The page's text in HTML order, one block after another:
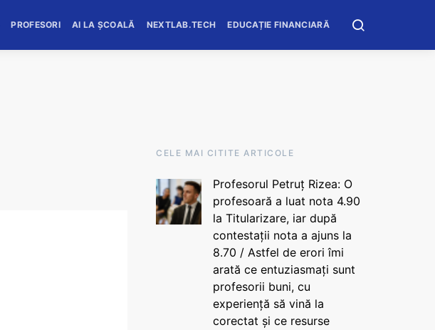
PROFESORI AI LA ȘCOALĂ NEXTLAB.TECH EDUCAȚIE FINANCIARĂ
CELE MAI CITITE ARTICOLE
Profesorul Petruț Rizea: O
profesoară a luat nota 4.90
la Titularizare, iar după
contestații nota a ajuns la
8.70 / Astfel de erori îmi
arată ce entuziasmați sunt
profesorii buni, cu
experiență să vină la
corectat și ce resurse